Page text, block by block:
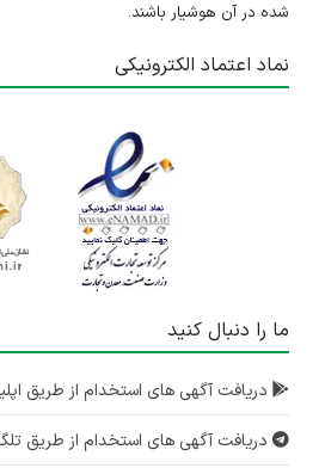
شده در آن هوشیار باشند.
نماد اعتماد الکترونیکی
ما را دنبال کنید
دریافت آگهی های استخدام از طریق
دریافت آگهی های استخدام از طریق